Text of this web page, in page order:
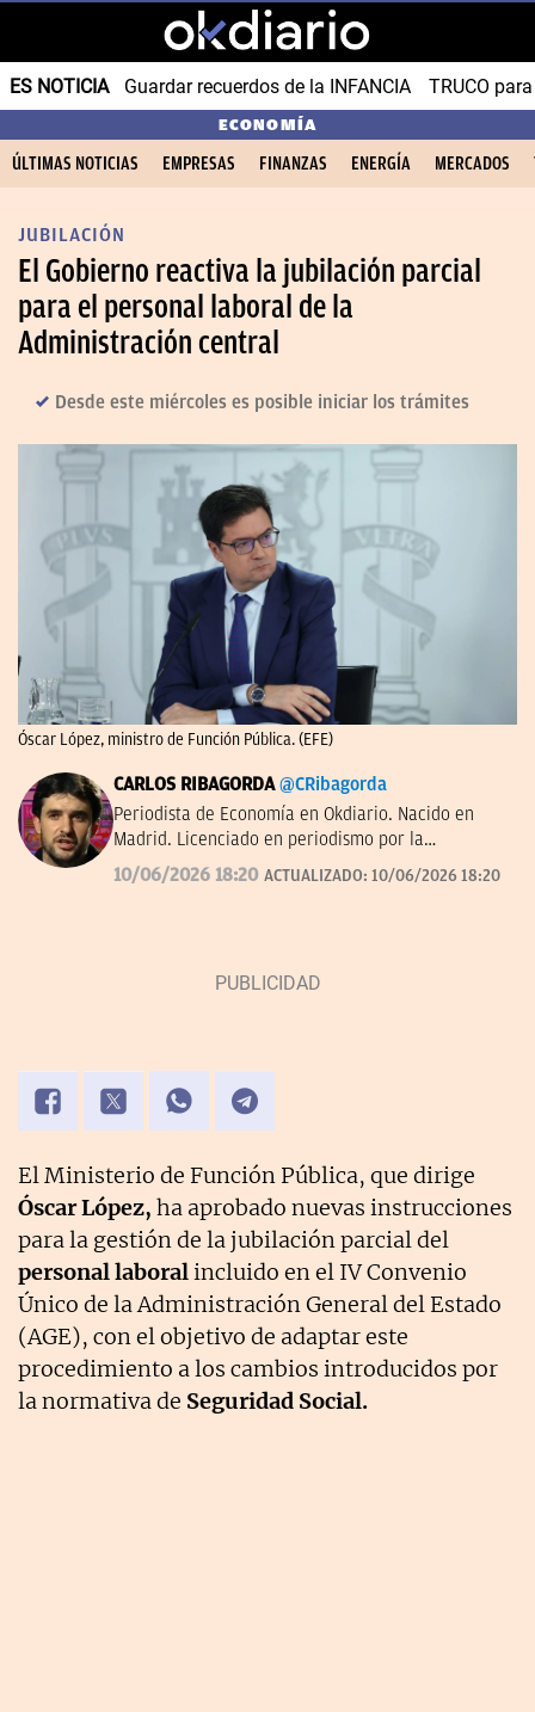
ES NOTICIA Guardar recuerdos de la INFANCIA TRUCO
ECONOMÍA
ÚLTIMAS NOTICIAS EMPRESAS FINANZAS ENERGÍA MERCADOS
JUBILACIÓN
El Gobierno reactiva la jubilación parcial
para el personal laboral de la
Administración central
Desde este miércoles es posible iniciar los trámites
Óscar López, ministro de Función Pública. (EFE)
CARLOS RIBAGORDA @CRibagorda
Periodista de Economía en Okdiario. Nacido en
Madrid. Licenciado en periodismo por la
Universidad Complutense.
10/06/2026 18:20 ACTUALIZADO: 10/06/2026 18:20
El Ministerio de Función Pública, que dirige
Óscar López, ha aprobado nuevas instrucciones
para la gestión de la jubilación parcial del
personal laboralincluido en el IV Convenio
Único de la Administración General del Estado
(AGE), con el objetivo de adaptar este
procedimiento a los cambios introducidos por
la normativa de Seguridad Social.